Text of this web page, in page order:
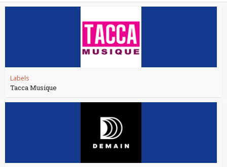
Labels
Tacca Musique